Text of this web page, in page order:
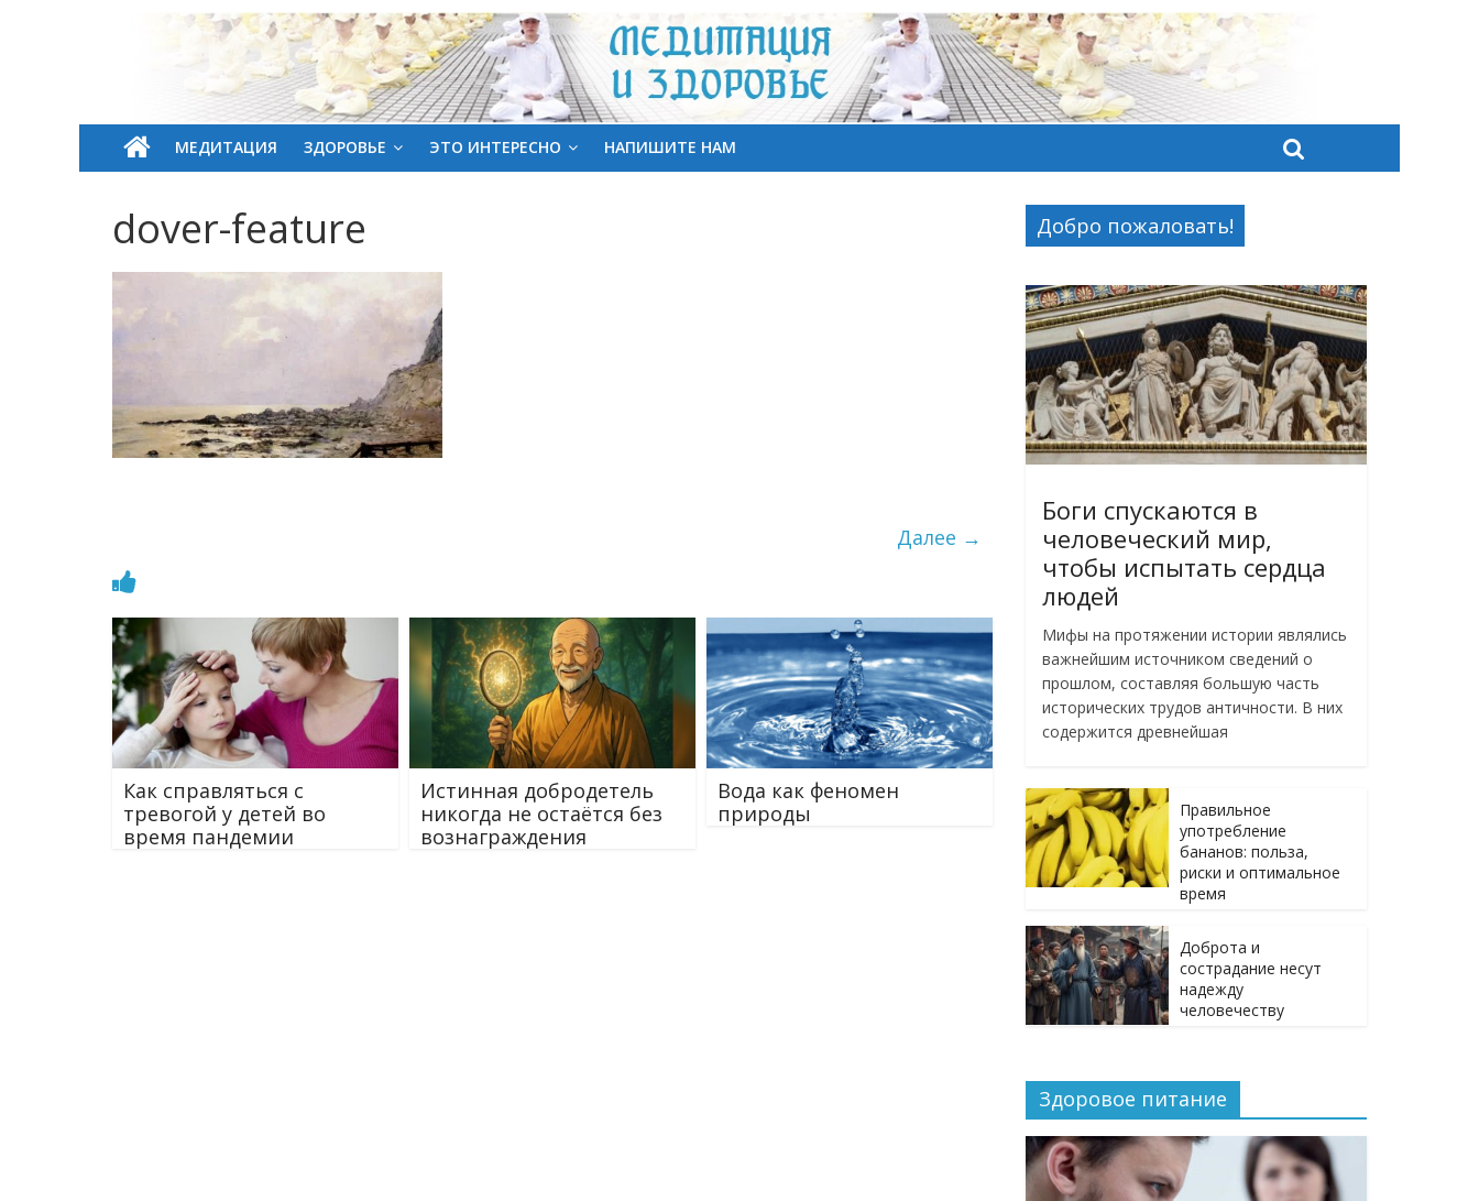
МЕДИТАЦИЯ ЗДОРОВЬЕ ЭТО ИНТЕРЕСНО НАПИШИТЕ НАМ
dover-feature
Далее →
Как справляться с
тревогой у детей во
время пандемии
Истинная добродетель
никогда не остаётся без
вознаграждения
Вода как феномен
природы
Добро пожаловать!
Боги спускаются в
человеческий мир,
чтобы испытать сердца
людей
Мифы на протяжении истории являлись
важнейшим источником сведений о
прошлом, составляя большую часть
исторических трудов античности. В них
содержится древнейшая
Правильное
употребление
бананов: польза,
риски и оптимальное
время
Доброта и
сострадание несут
надежду
человечеству
Здоровое питание